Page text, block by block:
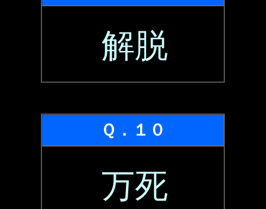
解脱
Ｑ．１０
万死